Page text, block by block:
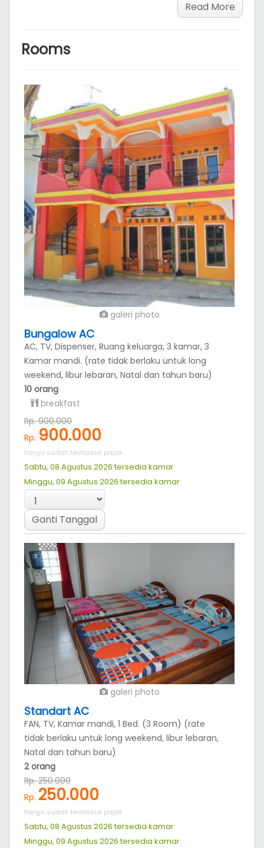
Read More
Rooms
galeri photo
Bungalow AC
AC, TV, Dispenser, Ruang keluarga, 3 kamar, 3
Kamar mandi. (rate tidak berlaku untuk long
weekend, libur lebaran, Natal dan tahun baru)
10 orang
breakfast
Rp. 900.000
Rp. 900.000
harga sudah termasuk pajak
Sabtu, 08 Agustus 2026 tersedia kamar
Minggu, 09 Agustus 2026 tersedia kamar
Ganti Tanggal
galeri photo
Standart AC
FAN, TV, Kamar mandi, 1 Bed. (3 Room) (rate
tidak berlaku untuk long weekend, libur lebaran,
Natal dan tahun baru)
2 orang
Rp. 250.000
Rp. 250.000
harga sudah termasuk pajak
Sabtu, 08 Agustus 2026 tersedia kamar
Minggu, 09 Agustus 2026 tersedia kamar